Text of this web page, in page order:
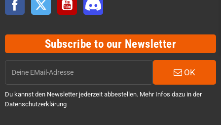
Subscribe to our Newsletter
OK
Du kannst den Newsletter jederzeit abbestellen. Mehr Infos dazu in der
Datenschutzerklärung